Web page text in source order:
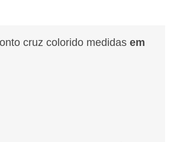
cruz colorido medidas em